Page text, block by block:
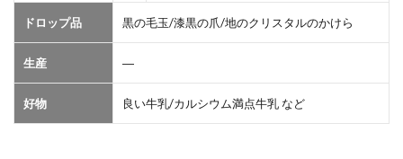
ドロップ品 黒の毛玉/漆黒の爪/地のクリスタルのかけら
生産 ―
好物 良い牛乳/カルシウム満点牛乳 など